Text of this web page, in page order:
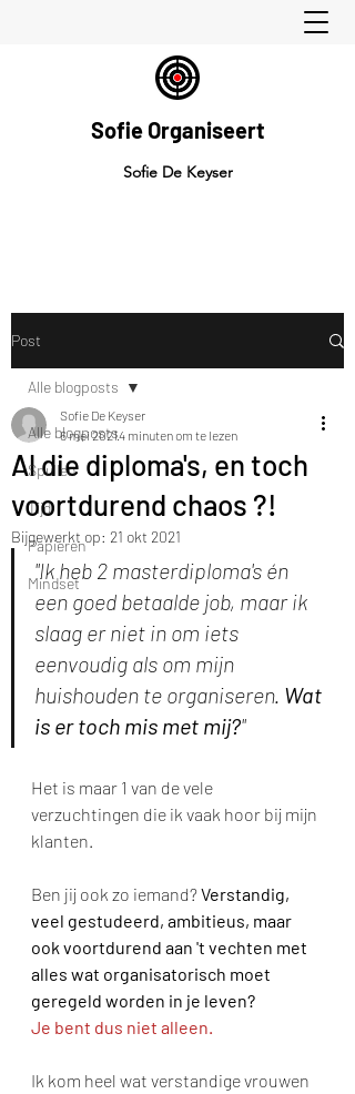
Sofie Organiseert
Sofie De Keyser
Post
Alle blogposts
Spullen
Tijd
Papieren
Mindset
Alle blogposts
Al die diploma's, en toch
voortdurend chaos ?!
Sofie De Keyser
6 mei 20214 minuten om te lezen
Bijgewerkt op: 21 okt 2021
"Ik heb 2 masterdiploma's én
een goed betaalde job, maar ik
slaag er niet in om iets
eenvoudig als om mijn
huishouden te organiseren. Wat
is er toch mis met mij?"
Het is maar 1 van de vele
verzuchtingen die ik vaak hoor bij mijn
klanten.
Ben jij ook zo iemand? Verstandig,
veel gestudeerd, ambitieus, maar
ook voortdurend aan 't vechten met
alles wat organisatorisch moet
geregeld worden in je leven?
Je bent dus niet alleen.
Ik kom heel wat verstandige vrouwen